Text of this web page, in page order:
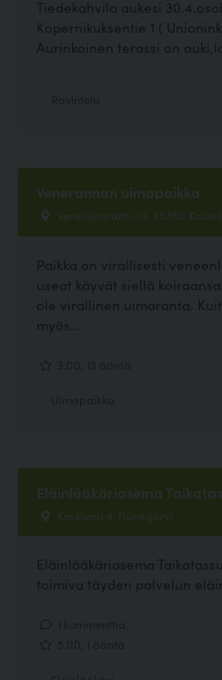
Tiedekahvila aukesi
Kopernikuksentie 1 (
Aurinkoinen terassi on
Venerannan uimapaikka
Veneilijänraitti 30, 45360
Paikka on virallisesti
useat käyvät siellä
ole virallinen uimaranta.
myös...
Eläinlääkäriasema
Keskivari 4, Nurmijärvi
Eläinlääkäriasema
toimiva täyden palvelun